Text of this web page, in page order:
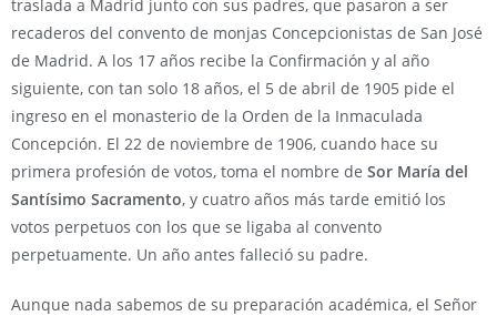
traslada a Madrid junto con sus padres, que pasaron a ser
recaderos del convento de monjas Concepcionistas de San José
de Madrid. A los 17 años recibe la Confirmación y al año
siguiente, con tan solo 18 años, el 5 de abril de 1905 pide el
ingreso en el monasterio de la Orden de la Inmaculada
Concepción. El 22 de noviembre de 1906, cuando hace su
primera profesión de votos, toma el nombre de Sor María del
Santísimo Sacramento, y cuatro años más tarde emitió los
votos perpetuos con los que se ligaba al convento
perpetuamente. Un año antes falleció su padre.
Aunque nada sabemos de su preparación académica, el Señor